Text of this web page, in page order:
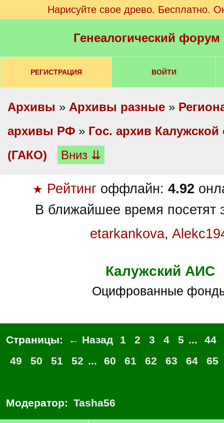
Нарисуйте свое древо. Бесплатно.
Генеалогический
РЕГИСТРАЦИЯ ВОЙТИ
Архивы » Архивы разные »
архивы РФ » Гос. архив Калужской
(ГАКО)
Вниз ⇊
★ Рейтинг оффлайн: 4.92
В ближайшее время посетят
etarkankova,
Калужский АИС
Оцифрованные
Страницы: ← Назад 1 2 3 4 5 ...
44
49
50 51 52 ... 60 61 62 63 64 65
Модератор: Tasha56